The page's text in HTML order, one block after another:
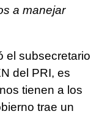
a manejar
el subsecretario
del PRI, es
tienen a los
trae un